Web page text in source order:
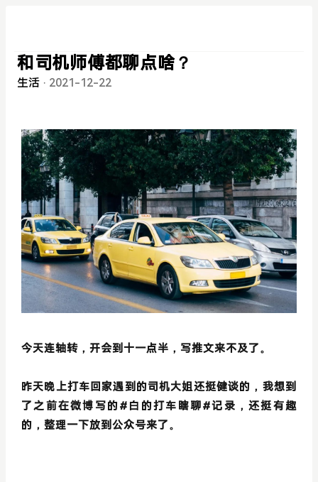
和司机师傅都聊点啥？
生活 · 2021-12-22
今天连轴转，开会到十一点半，写推文来不及了。
昨天晚上打车回家遇到的司机大姐还挺健谈的，我想到
了之前在微博写的#白的打车瞎聊#记录，还挺有趣
的，整理一下放到公众号来了。